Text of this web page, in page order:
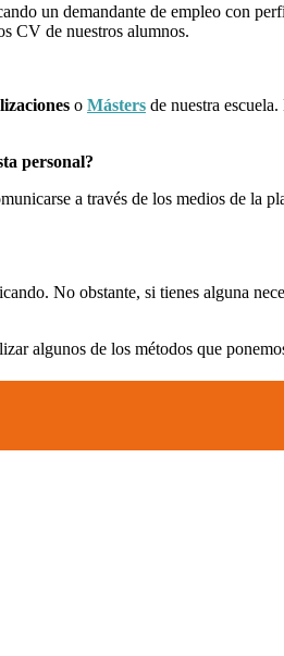
un demandante de empleo con
CV de nuestros alumnos.
o Másters de nuestra
personal?
a través de los medios de la
No obstante, si tienes alguna
algunos de los métodos que